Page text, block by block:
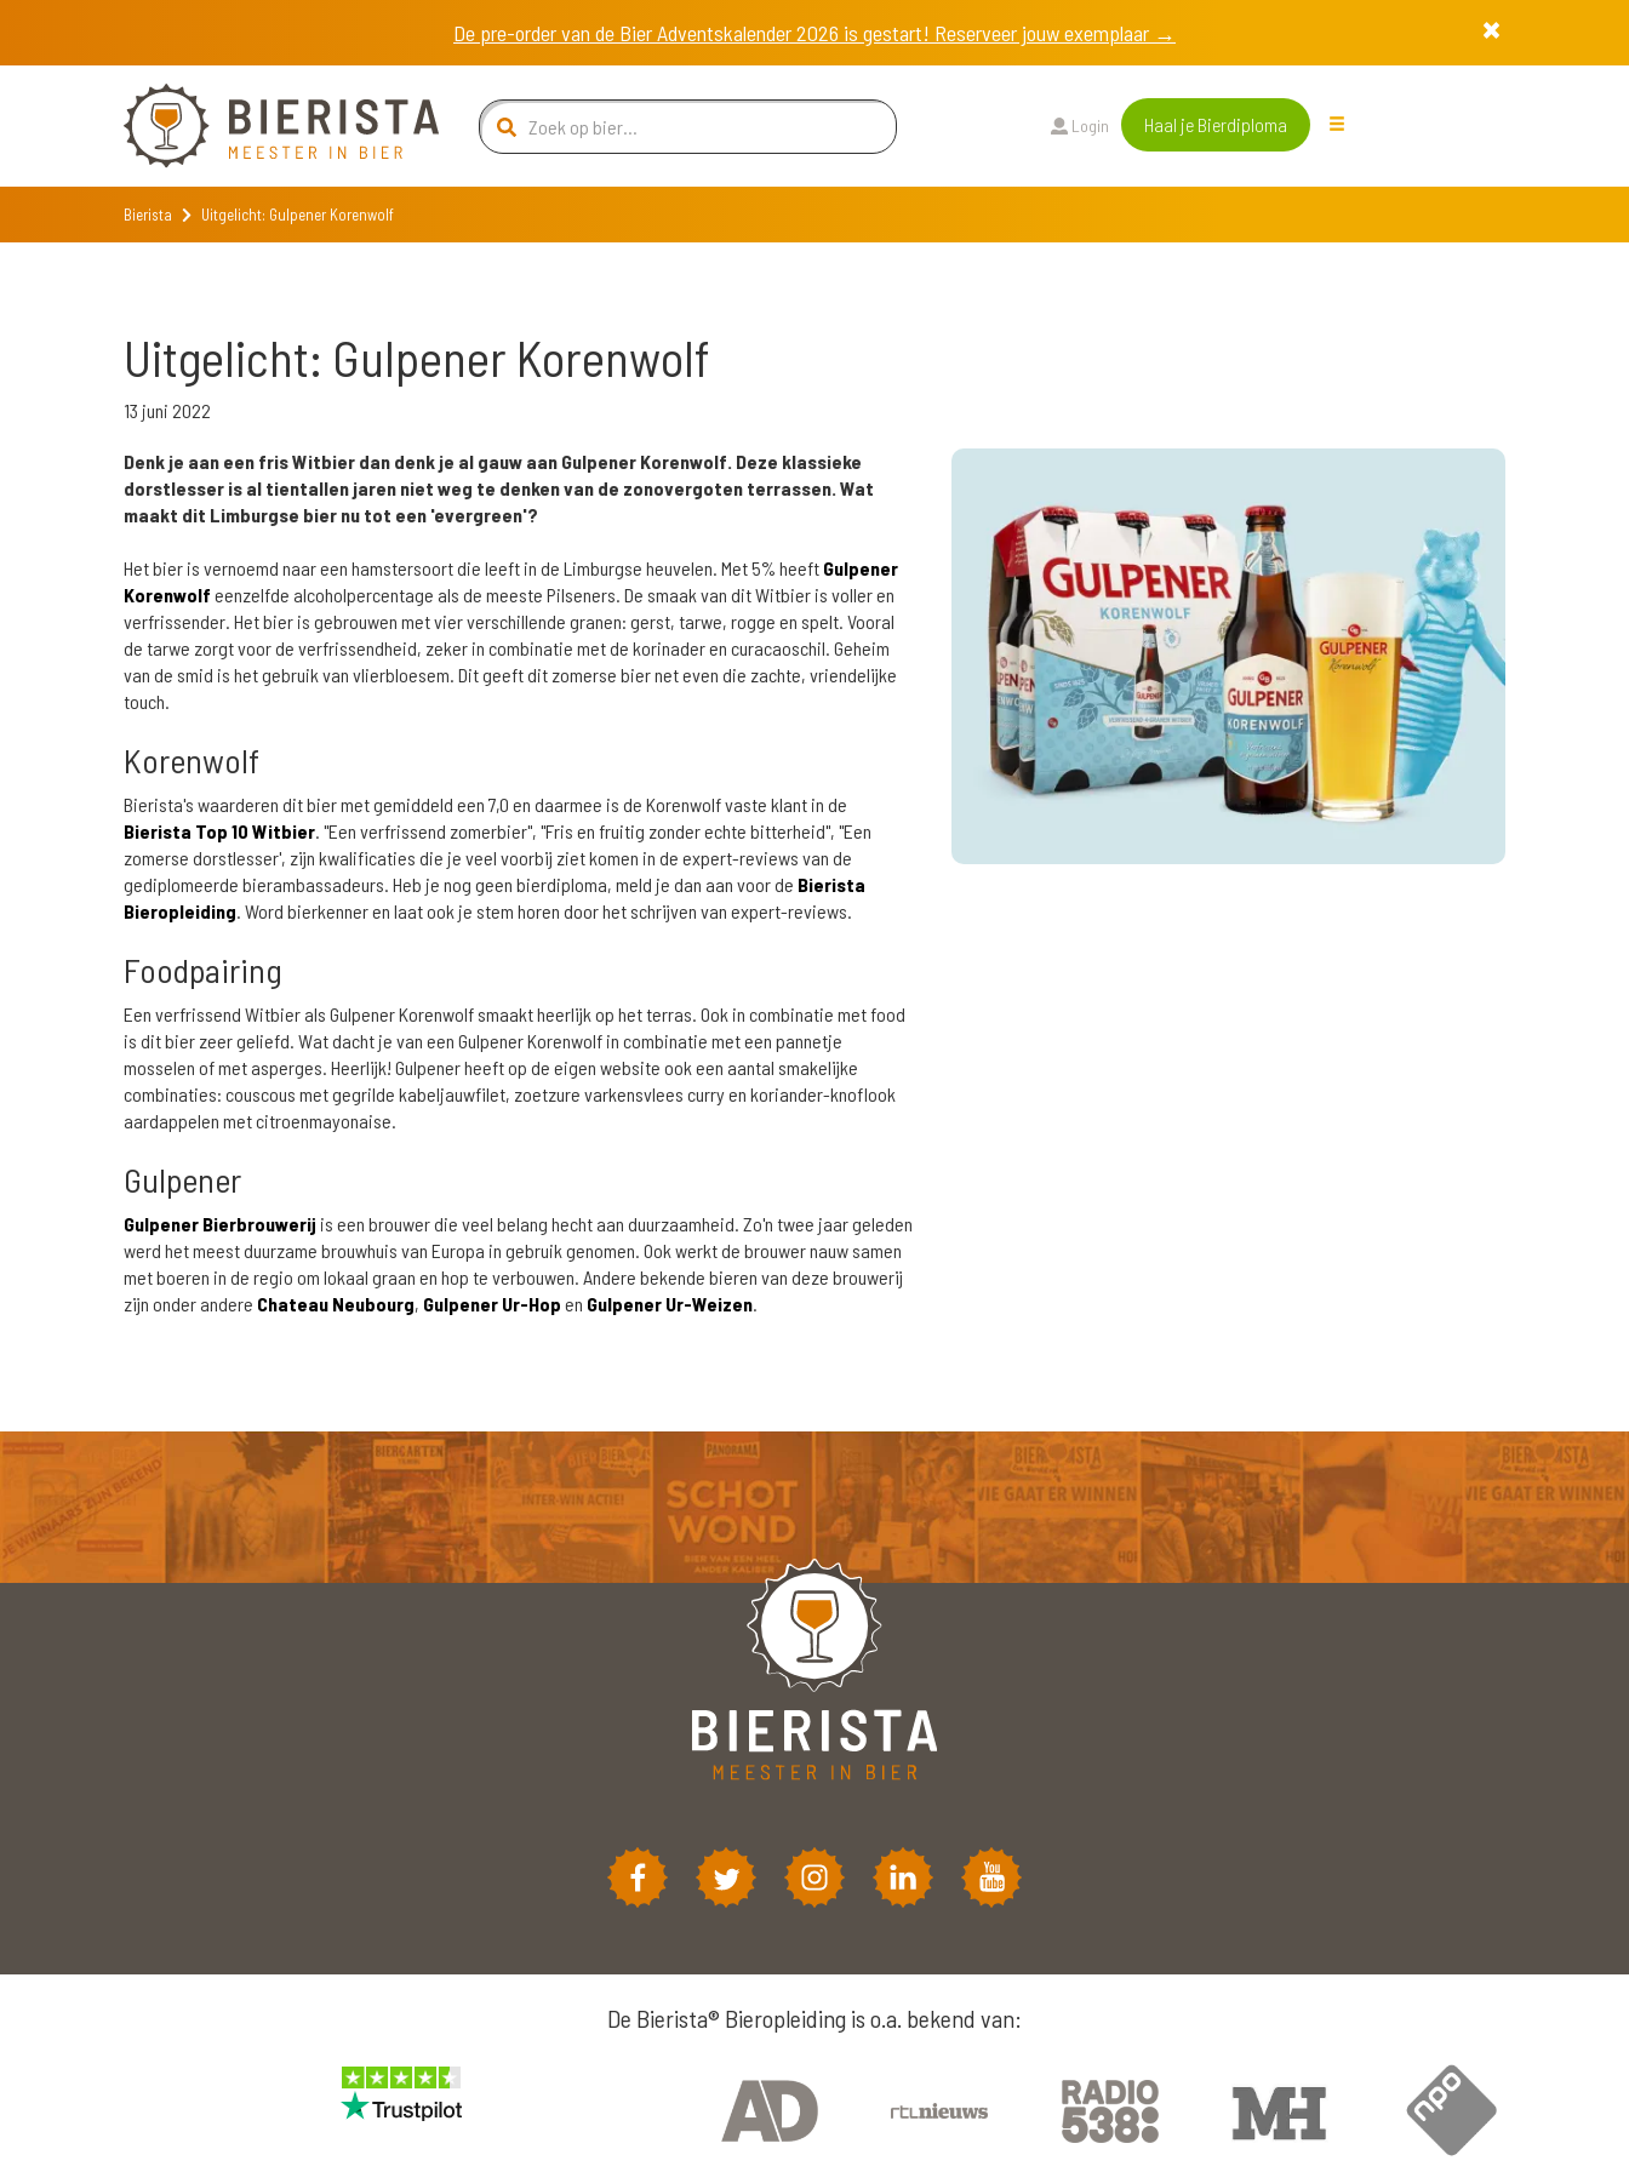
De pre-order van de Bier Adventskalender 2026 is gestart! Reserveer jouw exemplaar →
Login Haal je Bierdiploma
Bierista Uitgelicht: Gulpener Korenwolf
Uitgelicht: Gulpener Korenwolf
13 juni 2022
Denk je aan een fris Witbier dan denk je al gauw aan Gulpener Korenwolf. Deze klassieke
dorstlesser is al tientallen jaren niet weg te denken van de zonovergoten terrassen. Wat
maakt dit Limburgse bier nu tot een 'evergreen'?
Het bier is vernoemd naar een hamstersoort die leeft in de Limburgse heuvelen. Met 5% heeft Gulpener
Korenwolf eenzelfde alcoholpercentage als de meeste Pilseners. De smaak van dit Witbier is voller en
verfrissender. Het bier is gebrouwen met vier verschillende granen: gerst, tarwe, rogge en spelt. Vooral
de tarwe zorgt voor de verfrissendheid, zeker in combinatie met de korinader en curacaoschil. Geheim
van de smid is het gebruik van vlierbloesem. Dit geeft dit zomerse bier net even die zachte, vriendelijke
touch.
Korenwolf
Bierista's waarderen dit bier met gemiddeld een 7,0 en daarmee is de Korenwolf vaste klant in de
Bierista Top 10 Witbier. "Een verfrissend zomerbier", "Fris en fruitig zonder echte bitterheid", "Een
zomerse dorstlesser', zijn kwalificaties die je veel voorbij ziet komen in de expert-reviews van de
gediplomeerde bierambassadeurs. Heb je nog geen bierdiploma, meld je dan aan voor de Bierista
Bieropleiding. Word bierkenner en laat ook je stem horen door het schrijven van expert-reviews.
Foodpairing
Een verfrissend Witbier als Gulpener Korenwolf smaakt heerlijk op het terras. Ook in combinatie met food
is dit bier zeer geliefd. Wat dacht je van een Gulpener Korenwolf in combinatie met een pannetje
mosselen of met asperges. Heerlijk! Gulpener heeft op de eigen website ook een aantal smakelijke
combinaties: couscous met gegrilde kabeljauwfilet, zoetzure varkensvlees curry en koriander-knoflook
aardappelen met citroenmayonaise.
Gulpener
Gulpener Bierbrouwerij is een brouwer die veel belang hecht aan duurzaamheid. Zo'n twee jaar geleden
werd het meest duurzame brouwhuis van Europa in gebruik genomen. Ook werkt de brouwer nauw samen
met boeren in de regio om lokaal graan en hop te verbouwen. Andere bekende bieren van deze brouwerij
zijn onder andere Chateau Neubourg, Gulpener Ur-Hop en Gulpener Ur-Weizen.
De Bierista® Bieropleiding is o.a. bekend van: